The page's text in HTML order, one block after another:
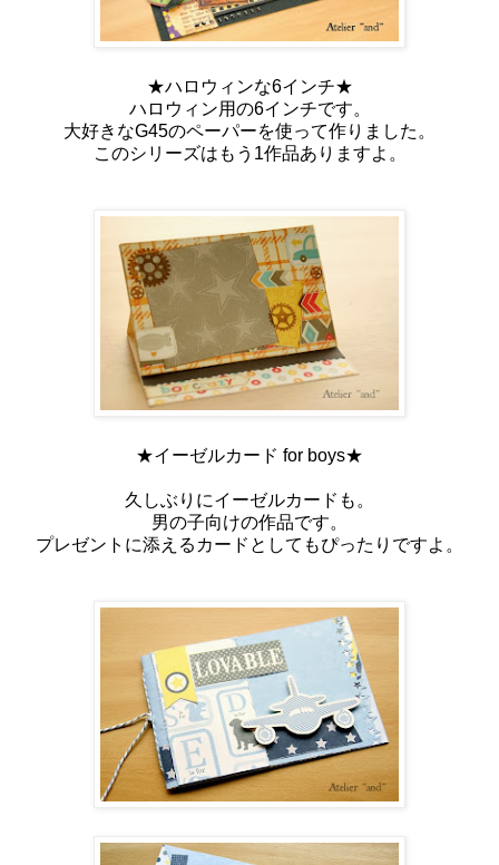
★ハロウィンな6インチ★
ハロウィン用の6インチです。
大好きなG45のペーパーを使って作りました。
このシリーズはもう1作品ありますよ。
★イーゼルカード for boys★
久しぶりにイーゼルカードも。
男の子向けの作品です。
プレゼントに添えるカードとしてもぴったりですよ。